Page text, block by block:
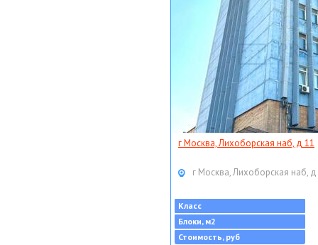
г Москва, Лихоборская наб, д 11
г Москва, Лихоборская наб,
Класс
Блоки, м2
Стоимость, руб